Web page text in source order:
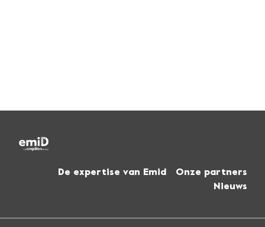
De expertise van Emid
Onze partners
Nieuws